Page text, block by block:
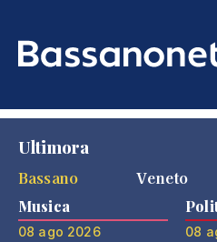
Ultimora
Bassano
Veneto
Musica
08 ago 2026 08